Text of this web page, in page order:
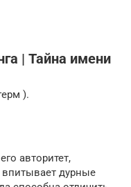
| Тайна имени
).
авторитет,
впитывает дурные